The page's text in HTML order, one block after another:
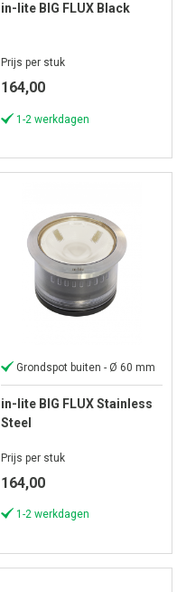
in-lite BIG FLUX Black
Prijs per stuk
164,00
1-2 werkdagen
Grondspot buiten - Ø 60 mm
in-lite BIG FLUX Stainless
Steel
Prijs per stuk
164,00
1-2 werkdagen